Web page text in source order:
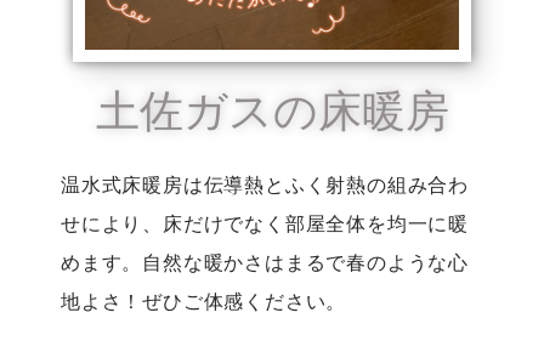
土佐ガスの床暖房
温水式床暖房は伝導熱とふく射熱の組み合わ
せにより、床だけでなく部屋全体を均一に暖
めます。自然な暖かさはまるで春のような心
地よさ！ぜひご体感ください。